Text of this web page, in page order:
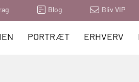
Blog Bliv VIP
PORTRÆT ERHVERV